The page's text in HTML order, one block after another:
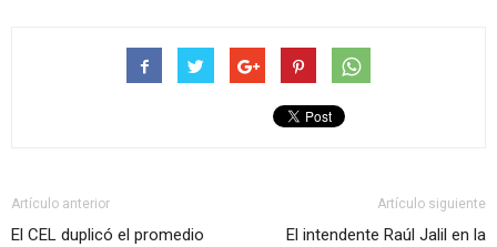
Artículo anterior
El CEL duplicó el promedio
Artículo siguiente
El intendente Raúl Jalil en la